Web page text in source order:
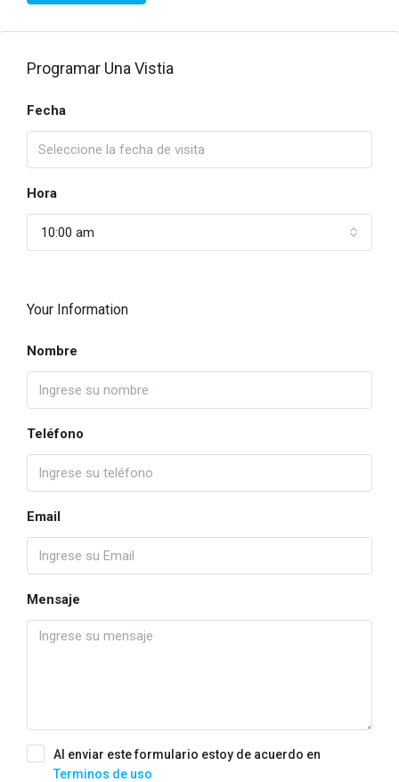
Programar Una Vistia
Fecha
Hora
10:00 am
Your Information
Nombre
Teléfono
Email
Mensaje
Al enviar este formulario estoy de acuerdo en
Terminos de uso